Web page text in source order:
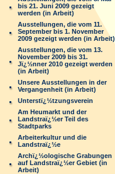
bis 21. Juni 2009 gezeigt
werden (in Arbeit)
Ausstellungen, die vom 11.
September bis 1. November
2009 gezeigt werden (in Arbeit)
Ausstellungen, die vom 13.
November 2009 bis 31.
Jï¿½nner 2010 gezeigt werden
(in Arbeit)
Unsere Ausstellungen in der
Vergangenheit (in Arbeit)
Unterstï¿½tzungsverein
Am Heumarkt und der
Landstraï¿½er Teil des
Stadtparks
Arbeiterkultur und die
Landstraï¿½e
Archï¿½ologische Grabungen
auf Landstraï¿½er Gebiet (in
Arbeit)